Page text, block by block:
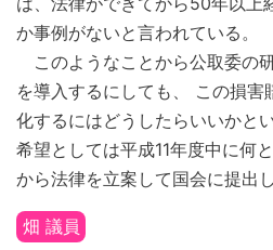
か事例がないと言われている。
このようなことから公取委の
を導入するにしても、 この損害
化するにはどうしたらいいかと
希望としては平成11年度中に何
から法律を立案して国会に提出
畑 議員